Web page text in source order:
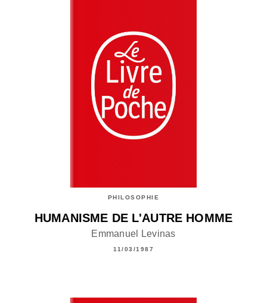
PHILOSOPHIE
HUMANISME DE L'AUTRE HOMME
Emmanuel Levinas
11/03/1987